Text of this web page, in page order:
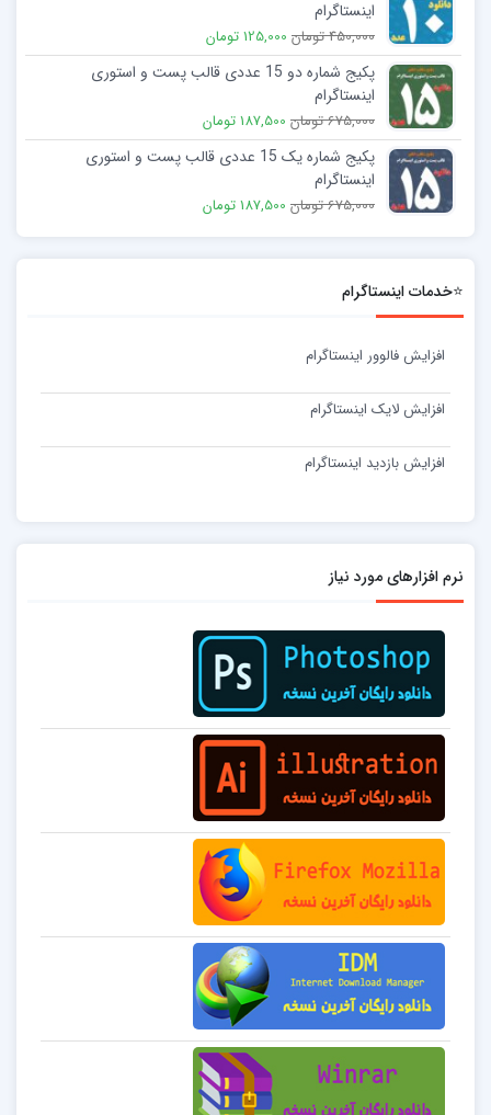
اینستاگرام
450,000 تومان 125,000 تومان
پکیج شماره دو 15 عددی قالب پست و استوری
اینستاگرام
675,000 تومان 187,500 تومان
پکیج شماره یک 15 عددی قالب پست و استوری
اینستاگرام
675,000 تومان 187,500 تومان
⭐خدمات اینستاگرام
افزایش فالوور اینستاگرام
افزایش لایک اینستاگرام
افزایش بازدید اینستاگرام
نرم افزارهای مورد نیاز